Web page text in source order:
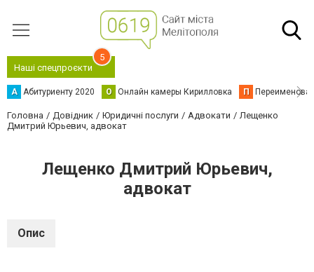
Наші спецпроєкти
5
А Абитуриенту 2020 О Онлайн камеры Кирилловка П
Головна Довідник Юридичні послуги Адвокати
Лещенко
Дмитрий Юрьевич, адвокат
Лещенко Дмитрий Юрьевич,
адвокат
Опис